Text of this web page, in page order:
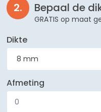
Bepaal de
GRATIS op maat
Dikte
Afmeting